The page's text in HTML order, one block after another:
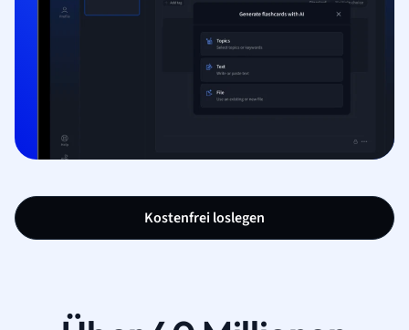
Kostenfrei loslegen